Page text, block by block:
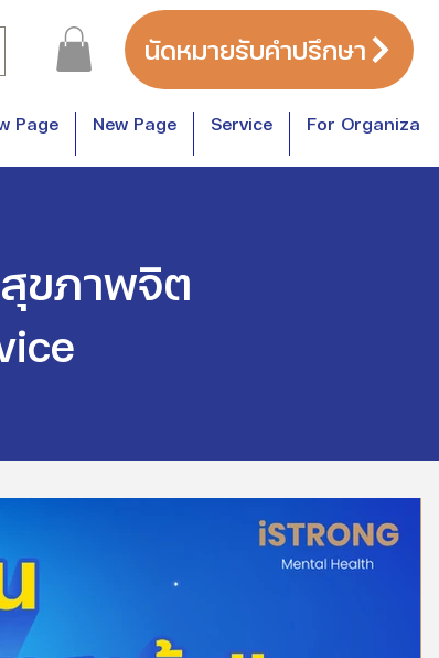
นัดหมายรับคำปรึกษา
Page New Page Service For
ขภาพจิต